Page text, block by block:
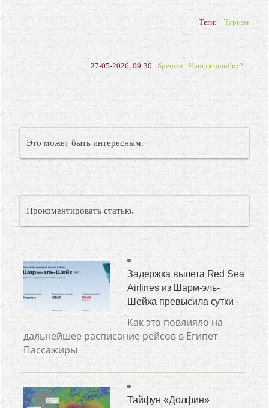
Теги: Туризм
27-05-2026, 09:30Spencer Нашли ошибку?
Это может быть интересным.
Прокоментировать статью.
Задержка вылета Red Sea
Airlines из Шарм-эль-
Шейха превысила сутки -
Как это повлияло на
дальнейшее расписание рейсов в Египет
Пассажиры
Тайфун «Долфин»